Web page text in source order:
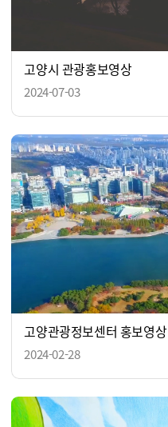
고양시 관광홍보영상
2024-07-03
고양관광정보센터 홍보영상
2024-02-28